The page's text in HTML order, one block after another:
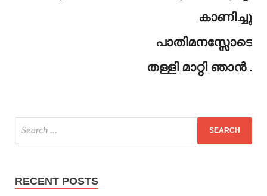
കാണിച്ചു
പാതിമനസ്സോടെ
തള്ളി മാറ്റി ഞാൻ .
RECENT POSTS